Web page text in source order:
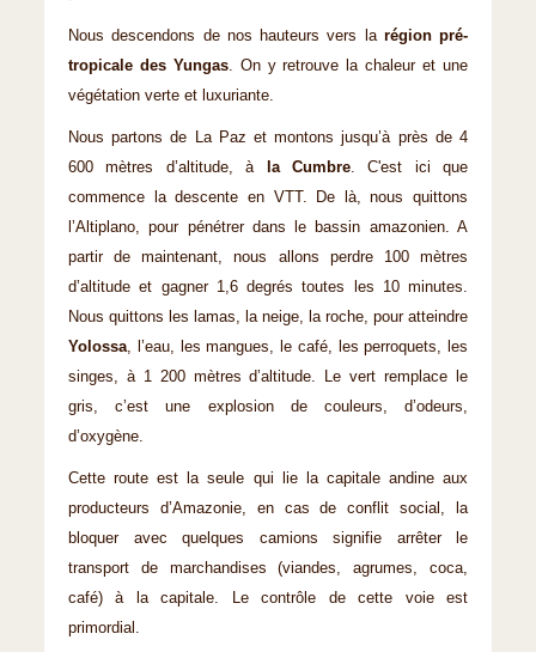
Nous descendons de nos hauteurs vers la région pré-
tropicale des Yungas. On y retrouve la chaleur et une
végétation verte et luxuriante.
Nous partons de La Paz et montons jusqu’à près de 4
600 mètres d’altitude, à
la Cumbre. C'est ici que
commence la descente en VTT. De là, nous quittons
l’Altiplano, pour pénétrer dans le bassin amazonien. A
partir de maintenant, nous allons perdre 100 mètres
d’altitude et gagner 1,6 degrés toutes les 10 minutes.
Nous quittons les lamas, la neige, la roche, pour atteindre
Yolossa, l’eau, les mangues, le café, les perroquets, les
singes, à 1 200 mètres d’altitude. Le vert remplace le
gris, c’est une explosion de couleurs, d’odeurs,
d’oxygène.
Cette route est la seule qui lie la capitale andine aux
producteurs d’Amazonie, en cas de conflit social, la
bloquer avec quelques camions signifie arrêter le
transport de marchandises (viandes, agrumes, coca,
café) à la capitale. Le contrôle de cette voie est
primordial.